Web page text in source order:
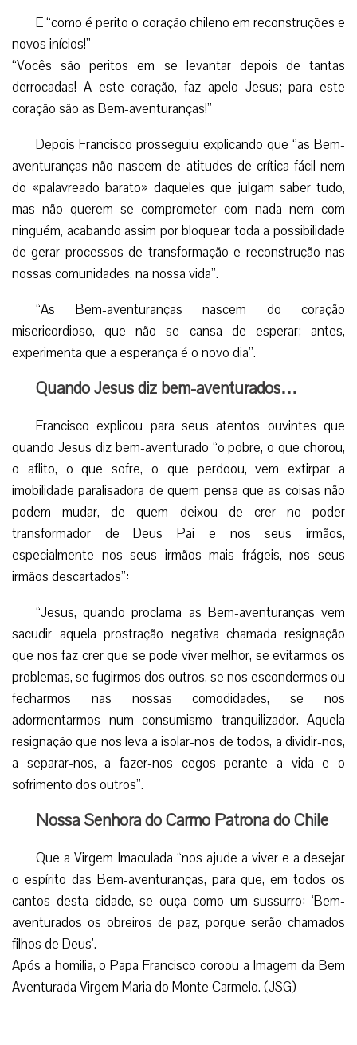
de gerar processos de transformação e reconstrução nas
nossas comunidades, na nossa vida”.
“As Bem-aventuranças nascem do coração
misericordioso, que não se cansa de esperar; antes,
experimenta que a esperança é o novo dia”.
Quando Jesus diz bem-aventurados…
Francisco explicou para seus atentos ouvintes que
quando Jesus diz bem-aventurado “o pobre, o que chorou,
o aflito, o que sofre, o que perdoou, vem extirpar a
imobilidade paralisadora de quem pensa que as coisas não
podem mudar, de quem deixou de crer no poder
especialmente nos seus irmãos mais frágeis, nos seus
irmãos descartados”:
sacudir aquela prostração negativa chamada resignação
que nos faz crer que se pode viver melhor, se evitarmos os
problemas, se fugirmos dos outros, se nos escondermos ou
fecharmos nas nossas comodidades, se nos
adormentarmos num consumismo tranquilizador. Aquela
resignação que nos leva a isolar-nos de todos, a dividir-nos,
a separar-nos, a fazer-nos cegos perante a vida e o
sofrimento dos outros”.
Nossa Senhora do Carmo Patrona do Chile
Que a Virgem Imaculada “nos ajude a viver e a desejar
o espírito das Bem-aventuranças, para que, em todos os
cantos desta cidade, se ouça como um sussurro: ‘Bem-
aventurados os obreiros de paz, porque serão chamados
filhos de Deus’.
Após a homilia, o Papa Francisco coroou a Imagem da Bem
Aventurada Virgem Maria do Monte Carmelo. (JSG)
(Da Redação Gaudium Press, com Informações Vatican
Facebook
TwitterWhatsApp
Email